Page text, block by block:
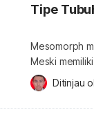
Tipe
Mesomorph
Meski
tidak harus
tahu seperti
mesomorph?
Ditinjau